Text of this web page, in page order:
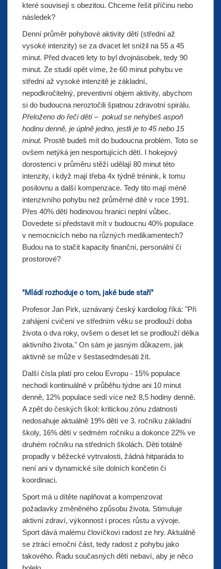
které souvisejí s obezitou. Chceme řešit příčinu nebo
následek?
Denní průměr pohybové aktivity dětí (střední až
vysoké intenzity) se za dvacet let snížil na 55 a 45
minut. Před dvaceti lety to byl dvojnásobek, tedy 90
minut. Ze studií opět víme, že 60 minut pohybu ve
střední až vysoké intenzitě je základní,
nepodkročitelný, preventivní objem aktivity, abychom
si do budoucna neroztočili špatnou zdravotní spirálu.
Přeloženo do řeči dětí – pokud se nehýbeš aspoň
hodinu denně, je úplně jedno, jestli je to 45 nebo 15
minut. Prostě budeš mít do budoucna problém. Toto se
ovšem netýká jen nesportujících dětí. I hokejový
dorostenci v průměru stěží udělají 80 minut této
intenzity, i když mají třeba 4x týdně trénink, k tomu
posilovnu a další kompenzace. Tedy tito mají méně
intenzivního pohybu než průměrné dítě v roce 1991.
Přes 40% dětí hodinovou hranici neplní vůbec.
Dovedete si představit mít v budoucnu 40% populace
v nemocnicích nebo na různých medikamentech?
Budou na to stačit kapacity finanční, personální či
prostorové?
"Mládí rozhoduje o tom, jaké bude staří"
Profesor Jan Pirk, uznávaný český kardiolog říká: "Při
zahájení cvičení ve středním věku se prodlouží doba
života o dva roky, ovšem o deset let se prodlouží délka
aktivního života." On sám je jasným důkazem, jak
aktivně se může v šestasedmdesáti žít.
Další čísla platí pro celou Evropu - 15% populace
nechodí kontinuálně v průběhu týdne ani 10 minut
denně, 12% populace sedí více než 8,5 hodiny denně.
A zpět do českých škol: kritickou zónu zdatnosti
nedosahuje aktuálně 19% dětí ve 3. ročníku základní
školy, 16% dětí v sedmém ročníku a dokonce 22% ve
druhém ročníku na středních školách. Děti totálně
propadly v běžecké vytrvalosti, žádná hitparáda to
není ani v dynamické síle dolních končetin či
koordinaci.
Sport má u dítěte naplňovat a kompenzovat
požadavky změněného způsobu života. Stimuluje
aktivní zdraví, výkonnost i proces růstu a vývoje.
Sport dává malému človíčkovi radost ze hry. Aktuálně
se ztrácí emoční část, tedy radost z pohybu jako
takového. Řadu současných dětí nebaví, aby je něco